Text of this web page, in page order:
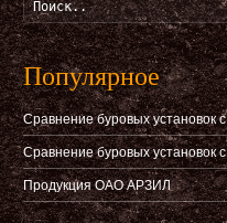
Популярное
Сравнение буровых установок
Сравнение буровых установок
Продукция ОАО АРЗИЛ